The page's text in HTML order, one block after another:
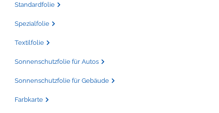
Standardfolie
Spezialfolie
Textilfolie
Sonnenschutzfolie für Autos
Sonnenschutzfolie für Gebäude
Farbkarte